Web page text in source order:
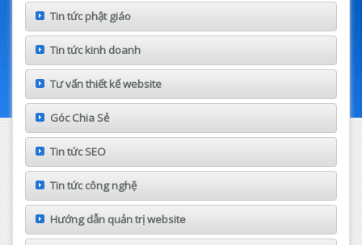
Tin tức phật giáo
Tin tức kinh doanh
Tư vấn thiết kế website
Góc Chia Sẻ
Tin tức SEO
Tin tức công nghệ
Hướng dẫn quản trị website